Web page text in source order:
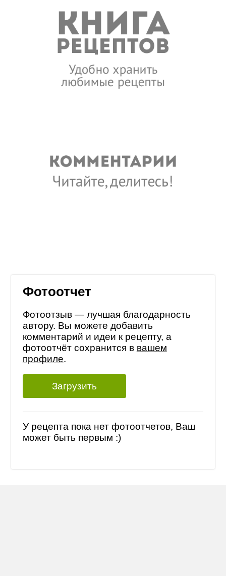
Фотоотчет
Фотоотзыв — лучшая благодарность
автору. Вы можете добавить
комментарий и идеи к рецепту, а
фотоотчёт сохранится в вашем
профиле.
Загрузить
У рецепта пока нет фотоотчетов, Ваш
может быть первым :)